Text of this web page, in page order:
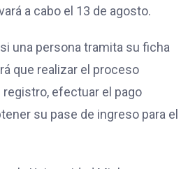
a cabo el 13 de agosto.
una persona tramita su ficha
que realizar el proceso
efectuar el pago
su pase de ingreso para el